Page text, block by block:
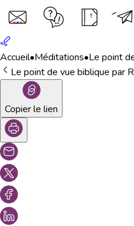
Accueil•Méditations•Le point
Le point de vue biblique par
Copier le lien